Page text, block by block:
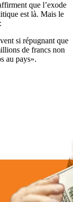
que l’exode
est là. Mais le
si répugnant que
de francs non
au pays».